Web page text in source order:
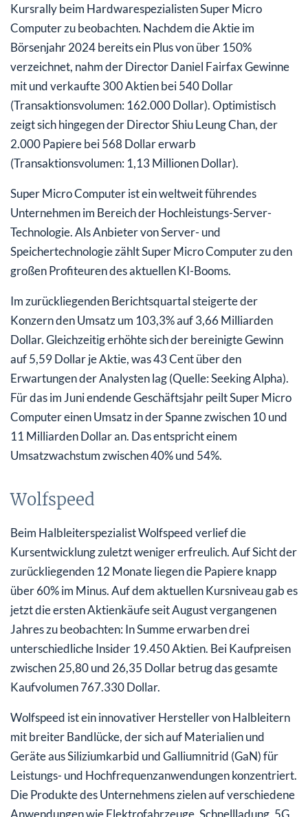
Kursrally beim Hardwarespezialisten Super Micro
Computer zu beobachten. Nachdem die Aktie im
Börsenjahr 2024 bereits ein Plus von über 150%
verzeichnet, nahm der Director Daniel Fairfax Gewinne
mit und verkaufte 300 Aktien bei 540 Dollar
(Transaktionsvolumen: 162.000 Dollar). Optimistisch
zeigt sich hingegen der Director Shiu Leung Chan, der
2.000 Papiere bei 568 Dollar erwarb
(Transaktionsvolumen: 1,13 Millionen Dollar).
Super Micro Computer ist ein weltweit führendes
Unternehmen im Bereich der Hochleistungs-Server-
Technologie. Als Anbieter von Server- und
Speichertechnologie zählt Super Micro Computer zu den
großen Profiteuren des aktuellen KI-Booms.
Im zurückliegenden Berichtsquartal steigerte der
Konzern den Umsatz um 103,3% auf 3,66 Milliarden
Dollar. Gleichzeitig erhöhte sich der bereinigte Gewinn
auf 5,59 Dollar je Aktie, was 43 Cent über den
Erwartungen der Analysten lag (Quelle: Seeking Alpha).
Für das im Juni endende Geschäftsjahr peilt Super Micro
Computer einen Umsatz in der Spanne zwischen 10 und
11 Milliarden Dollar an. Das entspricht einem
Umsatzwachstum zwischen 40% und 54%.
Wolfspeed
Beim Halbleiterspezialist Wolfspeed verlief die
Kursentwicklung zuletzt weniger erfreulich. Auf Sicht der
zurückliegenden 12 Monate liegen die Papiere knapp
über 60% im Minus. Auf dem aktuellen Kursniveau gab es
jetzt die ersten Aktienkäufe seit August vergangenen
Jahres zu beobachten: In Summe erwarben drei
unterschiedliche Insider 19.450 Aktien. Bei Kaufpreisen
zwischen 25,80 und 26,35 Dollar betrug das gesamte
Kaufvolumen 767.330 Dollar.
Wolfspeed ist ein innovativer Hersteller von Halbleitern
mit breiter Bandlücke, der sich auf Materialien und
Geräte aus Siliziumkarbid und Galliumnitrid (GaN) für
Leistungs- und Hochfrequenzanwendungen konzentriert.
Die Produkte des Unternehmens zielen auf verschiedene
Anwendungen wie Elektrofahrzeuge, Schnellladung, 5G,